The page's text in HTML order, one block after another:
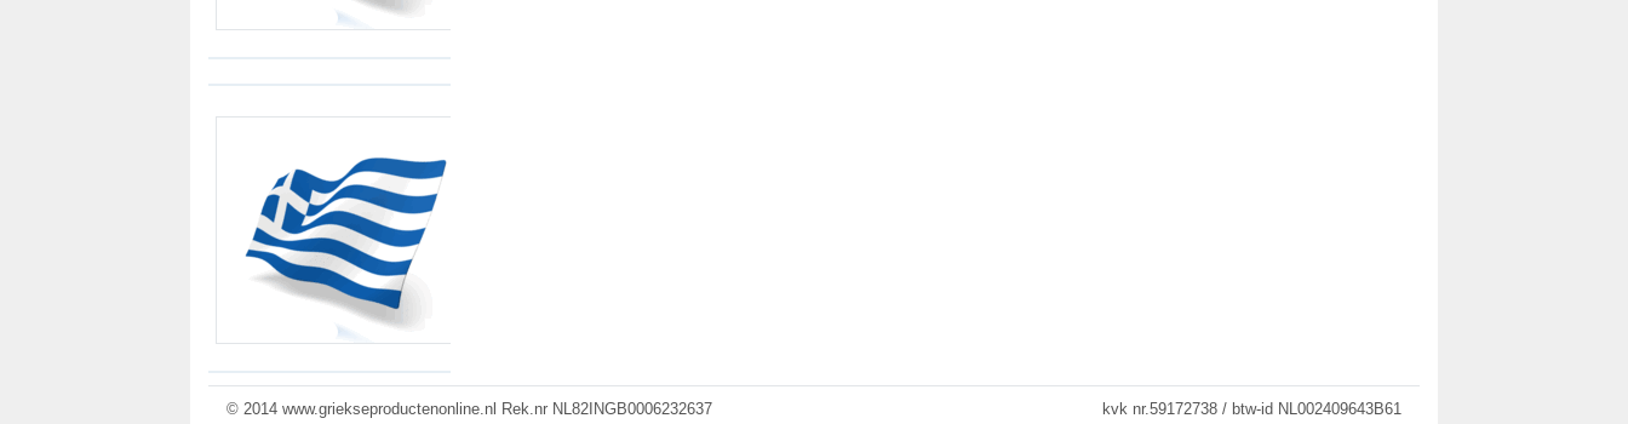
© 2014 www.griekseproductenonline.nl Rek.nr NL82INGB0006232637 kvk nr.59172738 / btw-id NL002409643B61